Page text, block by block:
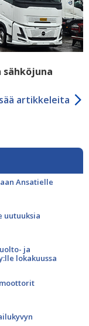
sähköjuna
artikkeleita
Ansatielle
uutuuksia
ja
lokakuussa